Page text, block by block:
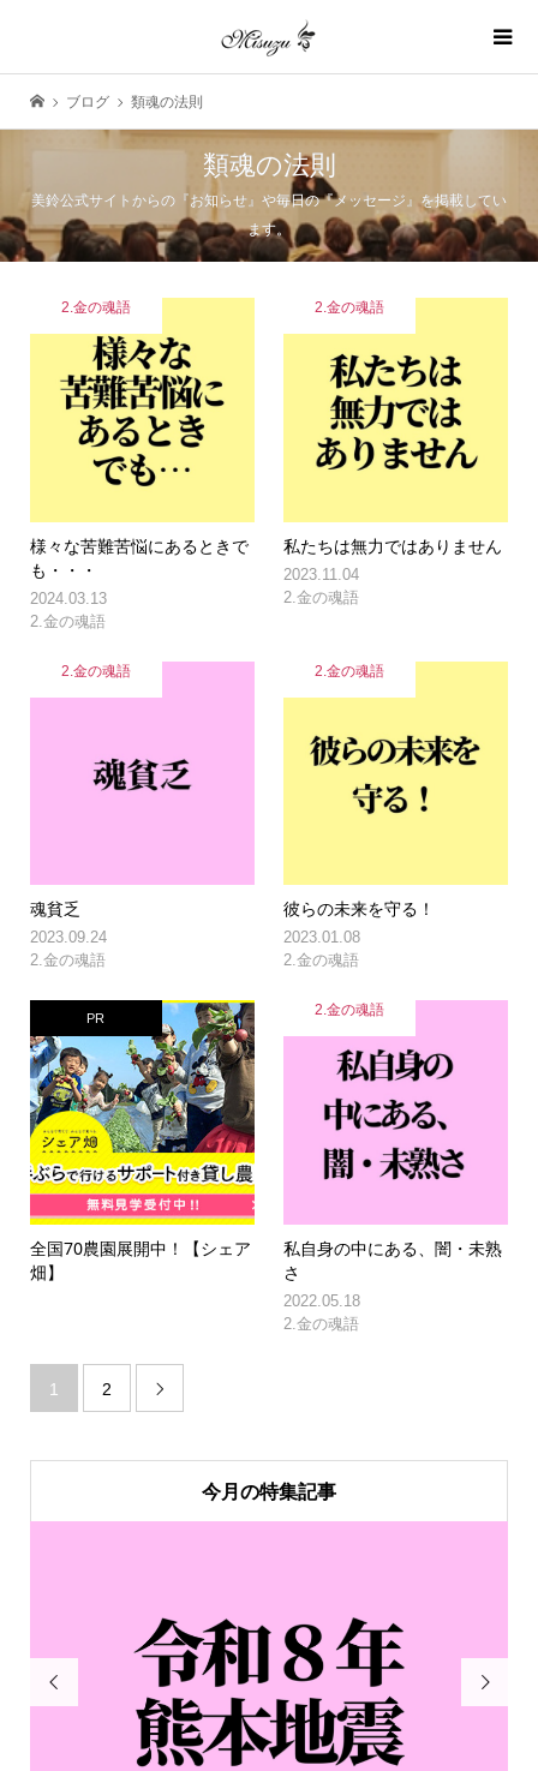
ブログ 類魂の法則
類魂の法則
美鈴公式サイトからの『お知らせ』や毎日の『メッセージ』を掲載してい
ます。
2.金の魂語
様々な苦難苦悩にあるときで
も・・・
2024.03.13
2.金の魂語
2.金の魂語
私たちは無力ではありません
2023.11.04
2.金の魂語
2.金の魂語
魂貧乏
2023.09.24
2.金の魂語
2.金の魂語
彼らの未来を守る！
2023.01.08
2.金の魂語
PR
全国70農園展開中！【シェア
畑】
2.金の魂語
私自身の中にある、闇・未熟
さ
2022.05.18
2.金の魂語
1 2 
今月の特集記事
 